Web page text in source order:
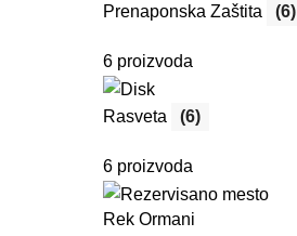
Prenaponska Zaštita (6)
6 proizvoda
Rasveta (6)
6 proizvoda
Rek Ormani